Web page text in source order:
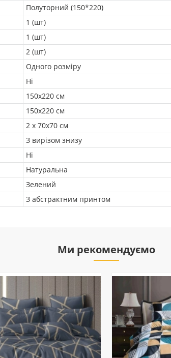
Полуторний (150*220)
1 (шт)
1 (шт)
2 (шт)
Одного розміру
Ні
150х220 см
150х220 см
2 х 70х70 см
З вирізом знизу
Ні
Натуральна
Зелений
З абстрактним принтом
Ми рекомендуємо